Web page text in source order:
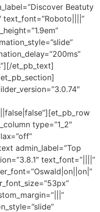
Beatuty
text_font=”Roboto||||”
et_pb_text]
type=”1_2″
admin_label=”Top
text_font=”||||”